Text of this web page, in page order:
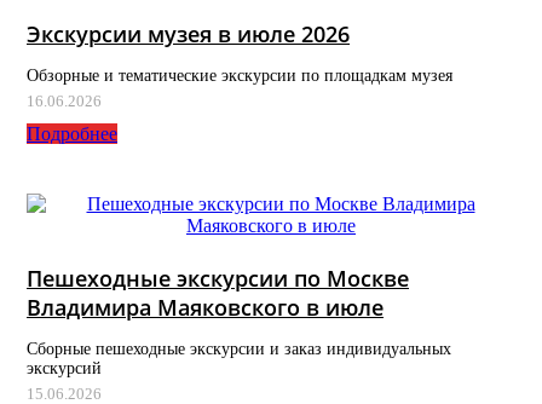
Экскурсии музея в июле 2026
Обзорные и тематические экскурсии по площадкам музея
16.06.2026
Подробнее
Пешеходные экскурсии по Москве
Владимира Маяковского в июле
Сборные пешеходные экскурсии и заказ индивидуальных
экскурсий
15.06.2026